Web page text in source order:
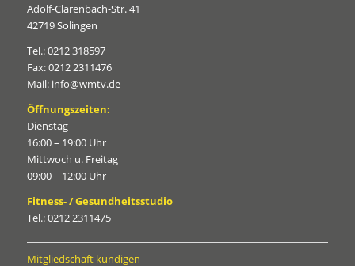
Adolf-Clarenbach-Str. 41
42719 Solingen
Tel.: 0212 318597
Fax: 0212 2311476
Mail: info@wmtv.de
Öffnungszeiten:
Dienstag
16:00 – 19:00 Uhr
Mittwoch u. Freitag
09:00 – 12:00 Uhr
Fitness- / Gesundheitsstudio
Tel.: 0212 2311475
Mitgliedschaft kündigen